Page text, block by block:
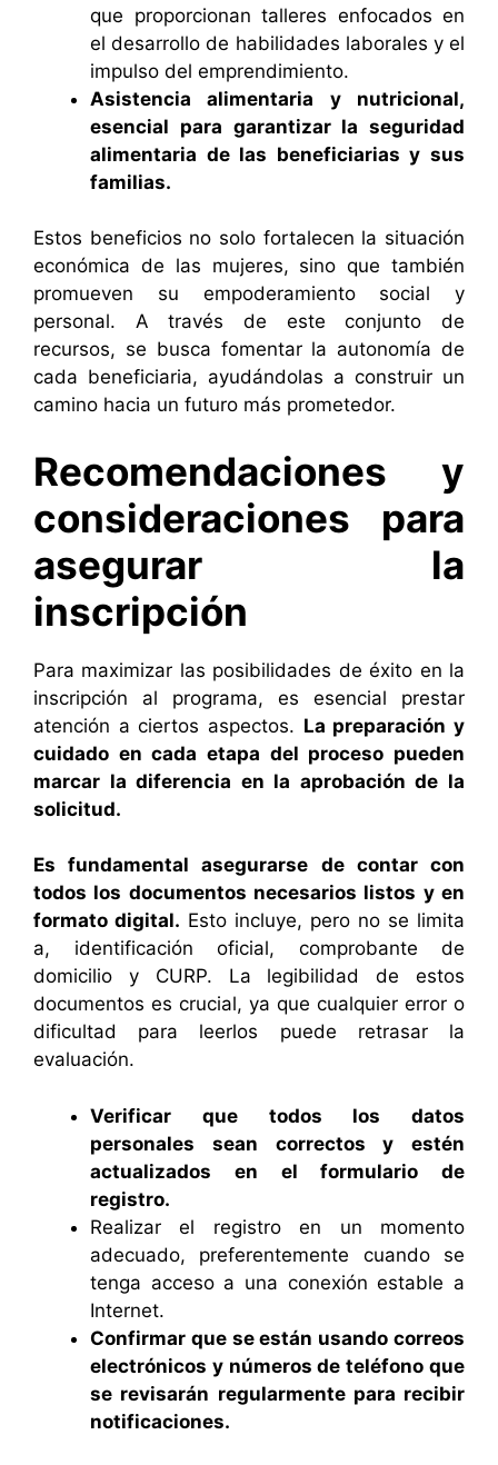
que proporcionan talleres enfocados en
el desarrollo de habilidades laborales y el
impulso del emprendimiento.
Asistencia alimentaria y nutricional,
esencial para garantizar la seguridad
alimentaria de las beneficiarias y sus
familias.
Estos beneficios no solo fortalecen la situación
económica de las mujeres, sino que también
promueven su empoderamiento social y
personal. A través de este conjunto de
recursos, se busca fomentar la autonomía de
cada beneficiaria, ayudándolas a construir un
camino hacia un futuro más prometedor.
Recomendaciones y
consideraciones para
asegurar la
inscripción
Para maximizar las posibilidades de éxito en la
inscripción al programa, es esencial prestar
atención a ciertos aspectos. La preparación y
cuidado en cada etapa del proceso pueden
marcar la diferencia en la aprobación de la
solicitud.
Es fundamental asegurarse de contar con
todos los documentos necesarios listos y en
formato digital. Esto incluye, pero no se limita
a, identificación oficial, comprobante de
domicilio y CURP. La legibilidad de estos
documentos es crucial, ya que cualquier error o
dificultad para leerlos puede retrasar la
evaluación.
Verificar que todos los datos
personales sean correctos y estén
actualizados en el formulario de
registro.
Realizar el registro en un momento
adecuado, preferentemente cuando se
tenga acceso a una conexión estable a
Internet.
Confirmar que se están usando correos
electrónicos y números de teléfono que
se revisarán regularmente para recibir
notificaciones.